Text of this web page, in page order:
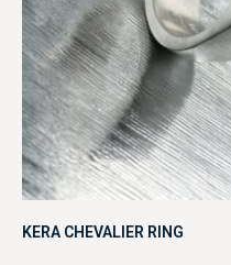
KERA CHEVALIER RING